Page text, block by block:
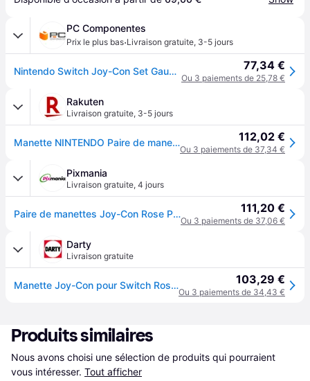
PC Componentes
Prix le plus bas·Livraison gratuite, 3-5 jours
Nintendo Switch Joy-Con Set Gauche/Droite Rose 77,34 €
Ou 3 paiements de 25,78 €
Rakuten
Livraison gratuite, 3-5 jours
Manette NINTENDO Paire de manettes Joy-Con rose pastel 112,02 €
Ou 3 paiements de 37,34 €
Pixmania
Livraison gratuite, 4 jours
Paire de manettes Joy-Con Rose Pastel pour Nintendo Switch - Neuf 111,20 €
Ou 3 paiements de 37,06 €
Darty
Livraison gratuite
Manette Joy-Con pour Switch Rose pastel 103,29 €
Ou 3 paiements de 34,43 €
Produits similaires
Nous avons choisi une sélection de produits qui pourraient
vous intéresser. Tout afficher